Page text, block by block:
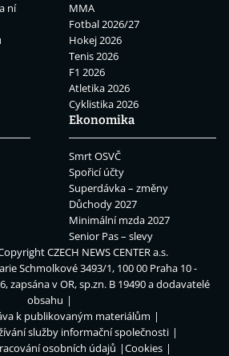
ní
MMA
Fotbal 2026/27
Hokej 2026
Tenis 2026
F1 2026
Atletika 2026
Cyklistika 2026
Ekonomika
Smrt OSVČ
Spořicí účty
Superdávka – změny
Důchody 2027
Minimální mzda 2027
Senior Pas – slevy
CZECH NEWS CENTER a.s.
Schmolkové 3493/1, 100 00 Praha 10 -
zapsána v OR, sp.zn. B 19490 a dodavatelé
obsahu
k publikovaným materiálům
služby informační společnosti
osobních údajů
Cookies